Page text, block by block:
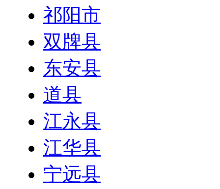
祁阳市
双牌县
东安县
道县
江永县
江华县
宁远县